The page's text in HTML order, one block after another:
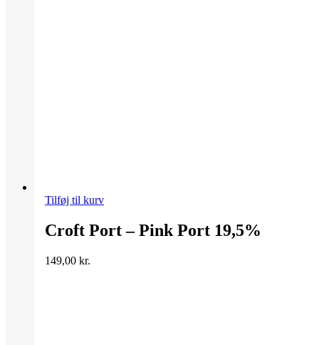
Tilføj til kurv
Croft Port – Pink Port 19,5%
149,00 kr.